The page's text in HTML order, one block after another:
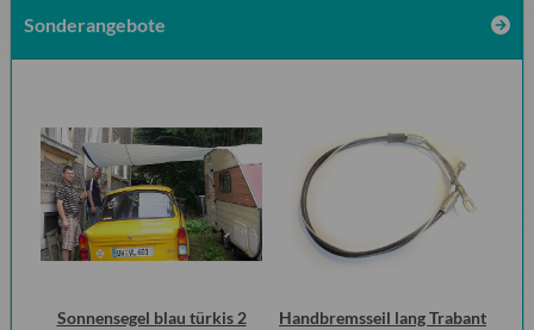
Sonderangebote
Sonnensegel blau türkis 2
Handbremsseil lang Trabant